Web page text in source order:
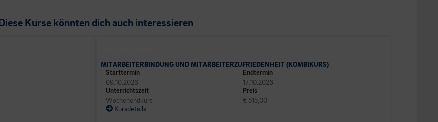
Diese Kurse könnten dich auch interessieren
MITARBEITERBINDUNG UND MITARBEITERZUFRIEDENHEIT (KOMBIKURS)
Starttermin
09.10.2026
Endtermin
17.10.2026
Unterrichtszeit
Wochenendkurs
Preis
€ 515,00
Kursdetails